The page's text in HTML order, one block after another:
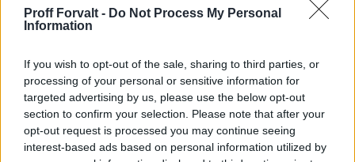
Proff Forvalt - Do Not Process My Personal
Information
If you wish to opt-out of the sale, sharing to third parties, or
processing of your personal or sensitive information for
targeted advertising by us, please use the below opt-out
section to confirm your selection. Please note that after your
opt-out request is processed you may continue seeing
interest-based ads based on personal information utilized by
innen fristen, og få varsling når årsregnskapet blir
tilgjengelig. Dette gjør det enklere å avdekke forsinkelser
fullstendig informasjon.
Bestille fullstendig årsregnskap
Ønsker du å gå dypere inn i regnskapene, kan du bestille